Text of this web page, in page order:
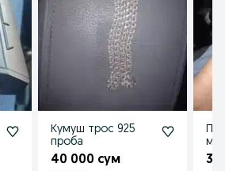
Кумуш трос 925
проба
40 000 сум